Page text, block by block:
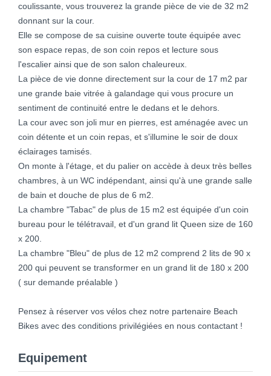
coulissante, vous trouverez la grande pièce de vie de 32 m2
donnant sur la cour.
Elle se compose de sa cuisine ouverte toute équipée avec
son espace repas, de son coin repos et lecture sous
l'escalier ainsi que de son salon chaleureux.
La pièce de vie donne directement sur la cour de 17 m2 par
une grande baie vitrée à galandage qui vous procure un
sentiment de continuité entre le dedans et le dehors.
La cour avec son joli mur en pierres, est aménagée avec un
coin détente et un coin repas, et s'illumine le soir de doux
éclairages tamisés.
On monte à l'étage, et du palier on accède à deux très belles
chambres, à un WC indépendant, ainsi qu'à une grande salle
de bain et douche de plus de 6 m2.
La chambre "Tabac" de plus de 15 m2 est équipée d'un coin
bureau pour le télétravail, et d'un grand lit Queen size de 160
x 200.
La chambre "Bleu" de plus de 12 m2 comprend 2 lits de 90 x
200 qui peuvent se transformer en un grand lit de 180 x 200
( sur demande préalable )
Pensez à réserver vos vélos chez notre partenaire Beach
Bikes avec des conditions privilégiées en nous contactant !
Equipement